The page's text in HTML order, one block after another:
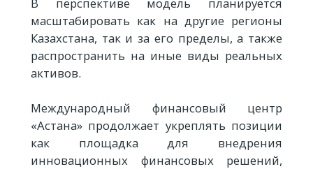
масштабировать как на другие регионы
Казахстана, так и за его пределы, а также
распространить на иные виды реальных
активов.
Международный финансовый центр
«Астана» продолжает укреплять позиции
как площадка для внедрения
инновационных финансовых решений,